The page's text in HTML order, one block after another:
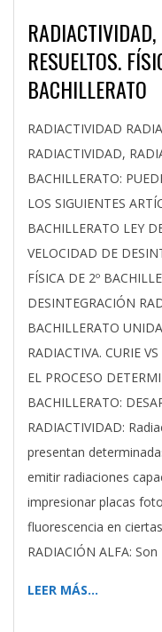
RESUELTOS.
BACHILLERATO
2026-
03-
14
RADIACTIVIDAD
RADIACTIVIDAD,
BACHILLERATO:
LOS SIGUIENTES
BACHILLERATO LEY
VELOCIDAD DE
FÍSICA DE 2º
DESINTEGRACIÓN
BACHILLERATO
RADIACTIVA. CURIE
EL PROCESO
BACHILLERATO:
RADIACTIVIDAD:
presentan
emitir radiaciones
impresionar placas
fluorescencia en
RADIACIÓN ALFA: Son
LEER MÁS…